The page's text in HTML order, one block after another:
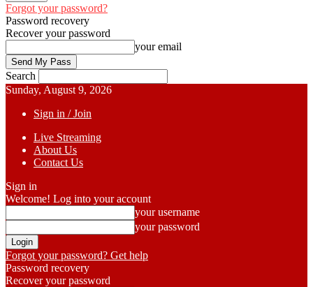
Forgot your password?
Password recovery
Recover your password
your email
Search
Sunday, August 9, 2026
Sign in / Join
Live Streaming
About Us
Contact Us
Sign in
Welcome! Log into your account
your username
your password
Forgot your password? Get help
Password recovery
Recover your password